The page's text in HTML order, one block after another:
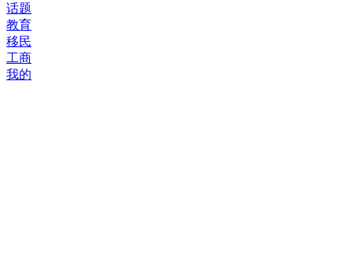
话题
教育
移民
工商
我的